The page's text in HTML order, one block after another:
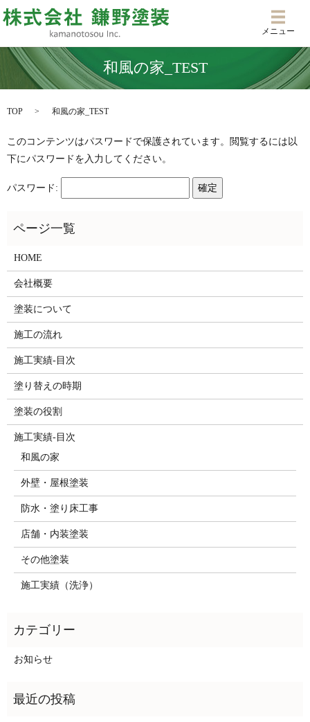
メニ
メニュー
和風の家_TEST
TOP 和風の家_TEST
このコンテンツはパスワードで保護されています。閲覧するには以
下にパスワードを入力してください。
パスワード:
HOME
会社概要
塗装について
施工の流れ
施工実績-目次
塗り替えの時期
塗装の役割
施工実績-目次
和風の家
外壁・屋根塗装
防水・塗り床工事
店舗・内装塗装
その他塗装
施工実績（洗浄）
お知らせ